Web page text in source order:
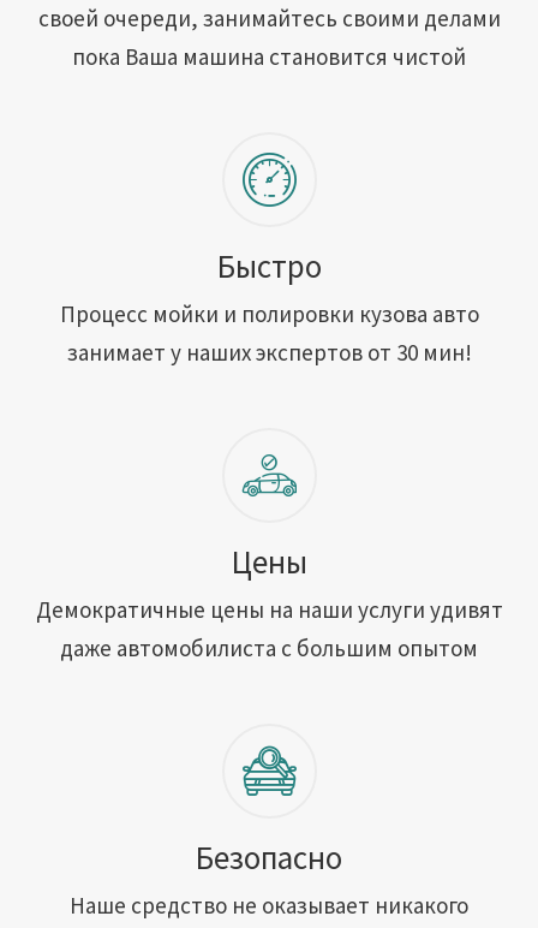
своей очереди, занимайтесь своими делами
пока Ваша машина становится чистой
Быстро
Процесс мойки и полировки кузова авто
занимает у наших экспертов от 30 мин!
Цены
Демократичные цены на наши услуги удивят
даже автомобилиста с большим опытом
Безопасно
Наше средство не оказывает никакого